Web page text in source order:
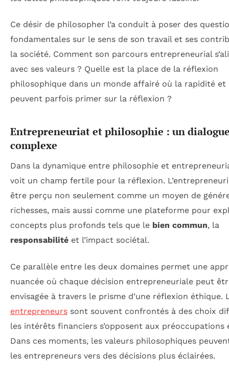
Ce désir de philosopher l’a conduit à poser des
fondamentales sur le sens de son travail et ses
la société. Comment son parcours entrepreneurial
avec ses valeurs ? Quelle est la place de la réflexion
philosophique dans un monde affairé où la rapidité
peuvent parfois primer sur la réflexion ?
Entrepreneuriat et philosophie : un
complexe
Dans la dynamique entre philosophie et
voit un champ fertile pour la réflexion.
être perçu non seulement comme un moyen de
richesses, mais aussi comme une plateforme pour
concepts plus profonds tels que le bien commun, la
responsabilité et l’impact sociétal.
Ce parallèle entre les deux domaines permet une
nuancée où chaque décision entrepreneuriale peut
envisagée à travers le prisme d’une réflexion éthique.
entrepreneurs sont souvent confrontés à des choix
les intérêts financiers s’opposent aux préoccupations
Dans ces moments, les valeurs philosophiques
les entrepreneurs vers des décisions plus éclairées.